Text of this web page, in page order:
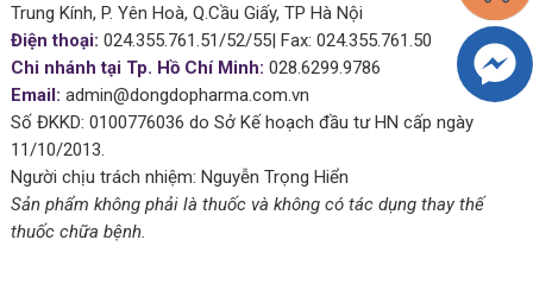
Trung Kính, P. Yên Hoà, Q.Cầu Giấy, TP Hà Nội
Điện thoại: 024.355.761.51/52/55| Fax: 024.355.761.50
Chi nhánh tại Tp. Hồ Chí Minh: 028.6299.9786
Email: admin@dongdopharma.com.vn
Số ĐKKD: 0100776036 do Sở Kế hoạch đầu tư HN cấp ngày
11/10/2013.
Người chịu trách nhiệm: Nguyễn Trọng Hiển
Sản phẩm không phải là thuốc và không có tác dụng thay thế
thuốc chữa bệnh.